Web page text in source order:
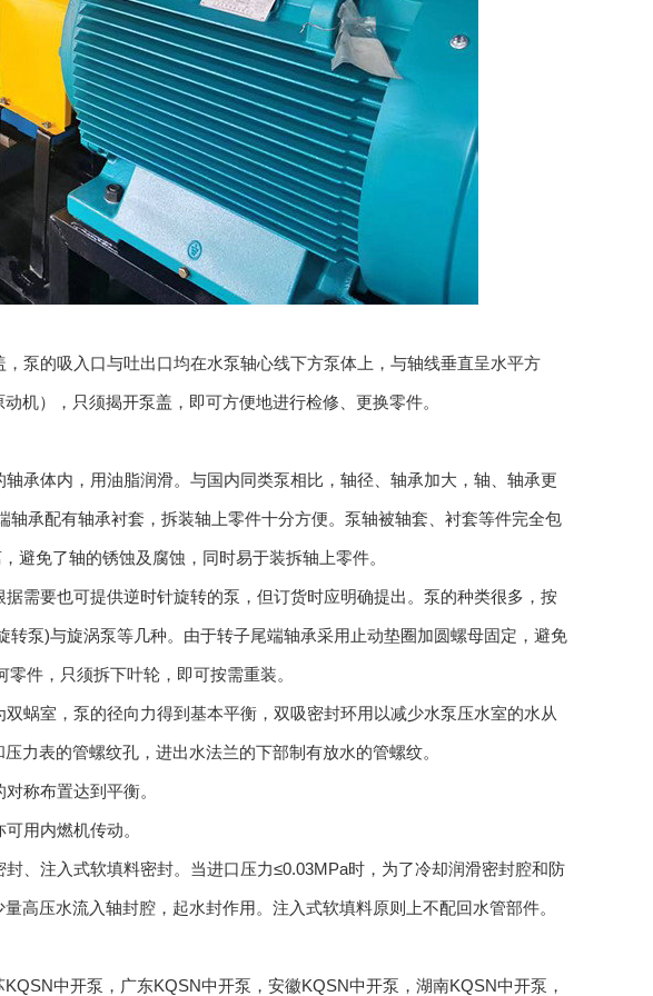
泵的吸入口与吐出口均在水泵轴心线下方泵体上，与轴线垂直呈水平方
机），只须揭开泵盖，即可方便地进行检修、更换零件。
承体内，用油脂润滑。与国内同类泵相比，轴径、轴承加大，轴、轴承更
承配有轴承衬套，拆装轴上零件十分方便。泵轴被轴套、衬套等件完全包
避免了轴的锈蚀及腐蚀，同时易于装拆轴上零件。
需要也可提供逆时针旋转的泵，但订货时应明确提出。泵的种类很多，按
泵)与旋涡泵等几种。由于转子尾端轴承采用止动垫圈加圆螺母固定，避免
件，只须拆下叶轮，即可按需重装。
蜗室，泵的径向力得到基本平衡，双吸密封环用以减少水泵压水室的水从
力表的管螺纹孔，进出水法兰的下部制有放水的管螺纹。
称布置达到平衡。
用内燃机传动。
、注入式软填料密封。当进口压力≤0.03MPa时，为了冷却润滑密封腔和防
高压水流入轴封腔，起水封作用。注入式软填料原则上不配回水管部件。
KQSN中开泵 ， 广东KQSN中开泵 ， 安徽KQSN中开泵 ， 湖南KQSN中开泵 ，